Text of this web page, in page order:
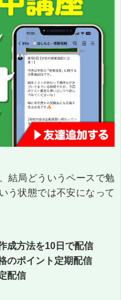
結局どういうペースで勉
う状態では不安になって
成方法を10日で配信
のポイント定期配信
配信